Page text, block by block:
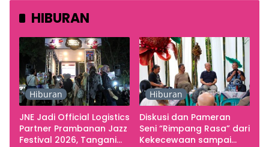
HIBURAN
Hiburan
JNE Jadi Official Logistics
Partner Prambanan Jazz
Festival 2026, Tangani
Hiburan
Diskusi dan Pameran
Seni “Rimpang Rasa” dari
Kekecewaan sampai